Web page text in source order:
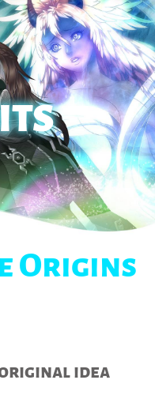
Origins
idea